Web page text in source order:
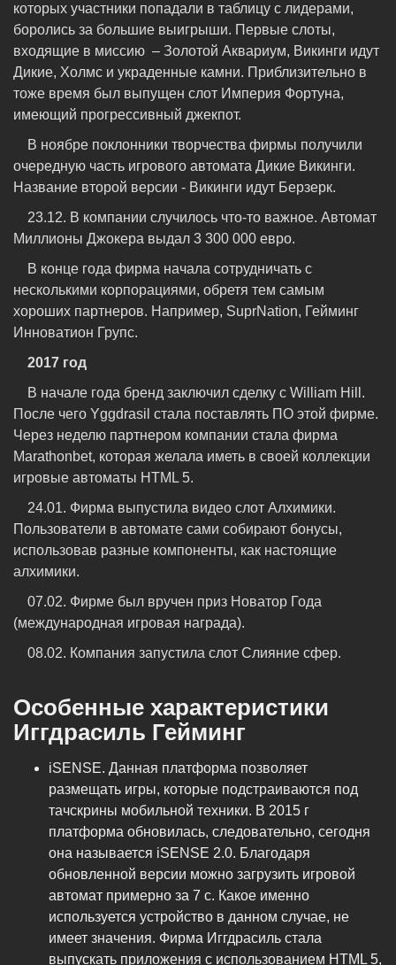
которых участники попадали в таблицу с лидерами,
боролись за большие выигрыши. Первые слоты,
входящие в миссию – Золотой Аквариум, Викинги идут
Дикие, Холмс и украденные камни. Приблизительно в
тоже время был выпущен слот Империя Фортуна,
имеющий прогрессивный джекпот.
В ноябре поклонники творчества фирмы получили
очередную часть игрового автомата Дикие Викинги.
Название второй версии - Викинги идут Берзерк.
23.12. В компании случилось что-то важное. Автомат
Миллионы Джокера выдал 3 300 000 евро.
В конце года фирма начала сотрудничать с
несколькими корпорациями, обретя тем самым
хороших партнеров. Например, SuprNation, Гейминг
Инноватион Групс.
2017 год
В начале года бренд заключил сделку с William Hill.
После чего Yggdrasil стала поставлять ПО этой фирме.
Через неделю партнером компании стала фирма
Marathonbet, которая желала иметь в своей коллекции
игровые автоматы HTML 5.
24.01. Фирма выпустила видео слот Алхимики.
Пользователи в автомате сами собирают бонусы,
использовав разные компоненты, как настоящие
алхимики.
07.02. Фирме был вручен приз Новатор Года
(международная игровая награда).
08.02. Компания запустила слот Слияние сфер.
Особенные характеристики
Иггдрасиль Гейминг
iSENSE. Данная платформа позволяет
размещать игры, которые подстраиваются под
тачскрины мобильной техники. В 2015 г
платформа обновилась, следовательно, сегодня
она называется iSENSE 2.0. Благодаря
обновленной версии можно загрузить игровой
автомат примерно за 7 с. Какое именно
используется устройство в данном случае, не
имеет значения. Фирма Иггдрасиль стала
выпускать приложения с использованием HTML 5,